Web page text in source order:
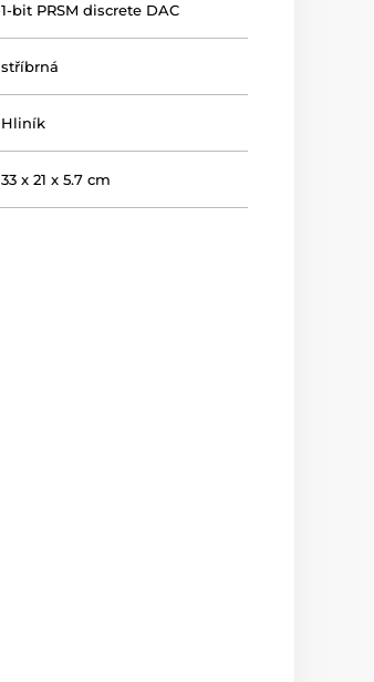
1-bit PRSM discrete DAC
stříbrná
Hliník
33 x 21 x 5.7 cm